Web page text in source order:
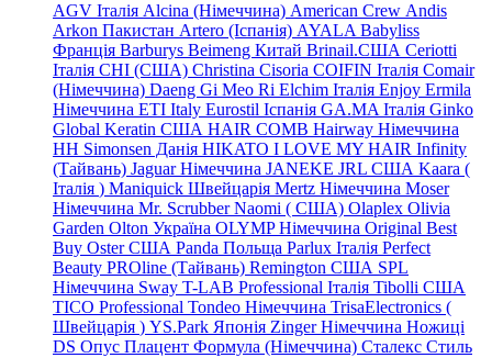
AGV Італія Alcina (Німеччина) American Crew Andis
Arkon Пакистан Artero (Іспанія) AYALA Babyliss
Франція Barburys Beimeng Китай Brinail.США Ceriotti
Італія CHI (США) Christina Cisoria COIFIN Італія Comair
(Німеччина) Daeng Gi Meo Ri Elchim Італія Enjoy Ermila
Німеччина ETI Italy Eurostil Іспанія GA.MA Італія Ginko
Global Keratin США HAIR COMB Hairway Німеччина
HH Simonsen Данія HIKATO I LOVE MY HAIR Infinity
(Тайвань) Jaguar Німеччина JANEKE JRL США Kaara (
Італія ) Maniquick Швейцарія Mertz Німеччина Moser
Німеччина Mr. Scrubber Naomi ( США) Olaplex Olivia
Garden Olton Україна OLYMP Німеччина Original Best
Buy Oster США Panda Польща Parlux Італія Perfect
Beauty PROline (Тайвань) Remington США SPL
Німеччина Sway T-LAB Professional Італія Tibolli США
TICO Professional Tondeo Німеччина TrisaElectronics (
Швейцарія ) YS.Park Японія Zinger Німеччина Ножиці
DS Опус Плацент Формула (Німеччина) Сталекс Стиль